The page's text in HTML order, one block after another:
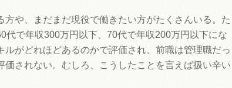
方や、まだまだ現役で働きたい方がたくさんいる。た
代で年収300万円以下、70代で年収200万円以下にな
ルがどれほどあるのかで評価され、前職は管理職だっ
価されない。むしろ、こうしたことを言えば扱い辛い